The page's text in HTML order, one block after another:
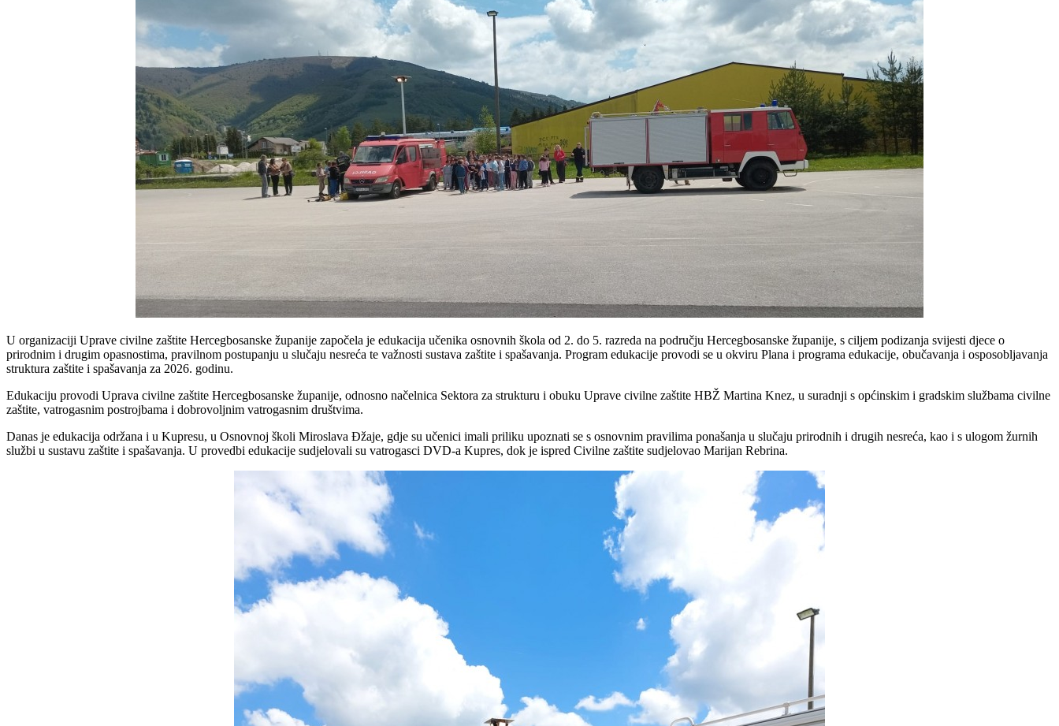
U organizaciji Uprave civilne zaštite Hercegbosanske županije započela je edukacija učenika osnovnih škola od 2. do 5. razreda na području Hercegbosanske županije, s ciljem podizanja svijesti djece o
prirodnim i drugim opasnostima, pravilnom postupanju u slučaju nesreća te važnosti sustava zaštite i spašavanja. Program edukacije provodi se u okviru Plana i programa edukacije, obučavanja i osposobljavanja
struktura zaštite i spašavanja za 2026. godinu.
Edukaciju provodi Uprava civilne zaštite Hercegbosanske županije, odnosno načelnica Sektora za strukturu i obuku Uprave civilne zaštite HBŽ Martina Knez, u suradnji s općinskim i gradskim službama civilne
zaštite, vatrogasnim postrojbama i dobrovoljnim vatrogasnim društvima.
Danas je edukacija održana i u Kupresu, u Osnovnoj školi Miroslava Đžaje, gdje su učenici imali priliku upoznati se s osnovnim pravilima ponašanja u slučaju prirodnih i drugih nesreća, kao i s ulogom žurnih
službi u sustavu zaštite i spašavanja. U provedbi edukacije sudjelovali su vatrogasci DVD-a Kupres, dok je ispred Civilne zaštite sudjelovao Marijan Rebrina.